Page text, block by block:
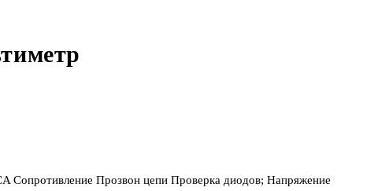
Сопротивление Прозвон цепи Проверка диодов; Напряжение